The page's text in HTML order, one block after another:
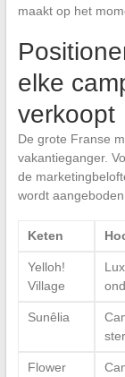
maakt op het
elke
verkoopt
De grote Franse
vakantieganger.
de
wordt aangeboden.
Keten
Yelloh!
Village
Sunêlia
Flower